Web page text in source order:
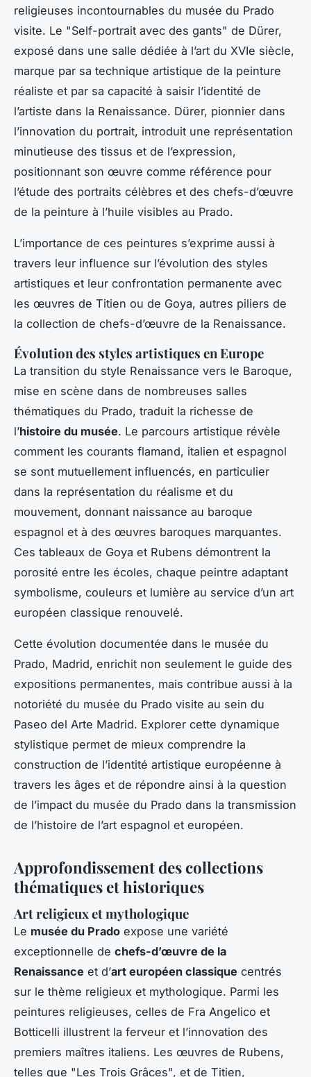
religieuses incontournables du musée du Prado
visite. Le "Self-portrait avec des gants" de Dürer,
exposé dans une salle dédiée à l’art du XVIe siècle,
marque par sa technique artistique de la peinture
réaliste et par sa capacité à saisir l’identité de
l’artiste dans la Renaissance. Dürer, pionnier dans
l’innovation du portrait, introduit une représentation
minutieuse des tissus et de l’expression,
positionnant son œuvre comme référence pour
l’étude des portraits célèbres et des chefs-d’œuvre
de la peinture à l’huile visibles au Prado.
L’importance de ces peintures s’exprime aussi à
travers leur influence sur l’évolution des styles
artistiques et leur confrontation permanente avec
les œuvres de Titien ou de Goya, autres piliers de
la collection de chefs-d’œuvre de la Renaissance.
Évolution des styles artistiques en Europe
La transition du style Renaissance vers le Baroque,
mise en scène dans de nombreuses salles
thématiques du Prado, traduit la richesse de
l’histoire du musée. Le parcours artistique révèle
comment les courants flamand, italien et espagnol
se sont mutuellement influencés, en particulier
dans la représentation du réalisme et du
mouvement, donnant naissance au baroque
espagnol et à des œuvres baroques marquantes.
Ces tableaux de Goya et Rubens démontrent la
porosité entre les écoles, chaque peintre adaptant
symbolisme, couleurs et lumière au service d’un art
européen classique renouvelé.
Cette évolution documentée dans le musée du
Prado, Madrid, enrichit non seulement le guide des
expositions permanentes, mais contribue aussi à la
notoriété du musée du Prado visite au sein du
Paseo del Arte Madrid. Explorer cette dynamique
stylistique permet de mieux comprendre la
construction de l’identité artistique européenne à
travers les âges et de répondre ainsi à la question
de l’impact du musée du Prado dans la transmission
de l’histoire de l’art espagnol et européen.
Approfondissement des collections
thématiques et historiques
Art religieux et mythologique
Le musée du Prado expose une variété
exceptionnelle de chefs-d’œuvre de la
Renaissance et d’art européen classique centrés
sur le thème religieux et mythologique. Parmi les
peintures religieuses, celles de Fra Angelico et
Botticelli illustrent la ferveur et l’innovation des
premiers maîtres italiens. Les œuvres de Rubens,
telles que "Les Trois Grâces", et de Titien,